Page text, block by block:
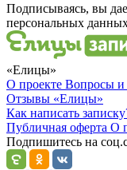
Подписываясь, вы
персональных
«Елицы»
О проекте Вопросы и
Отзывы «Елицы»
Как написать
Публичная оферта О
Подпишитесь на